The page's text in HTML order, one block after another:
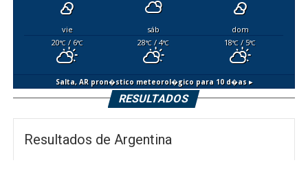
vie sáb
dom
20°C/ 6°C 28°C / 4°C 18°C / 5°C
Salta, ARpron�stico meteorol�gico para 10 d�as ▸
RESULTADOS
Resultados de Argentina